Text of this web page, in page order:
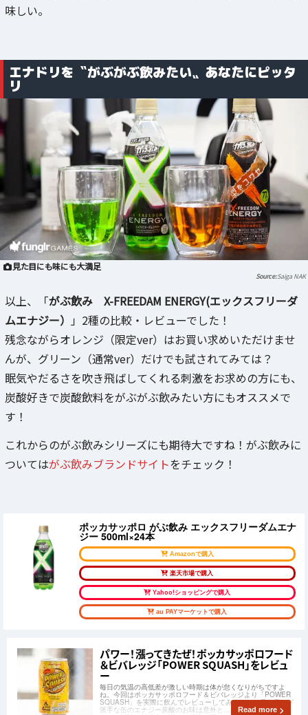
味しい。
エナドリを〝がぶがぶ飲みたい〟あなたにピッタ
リ
見た目にも味にも大満足
Saiga NAK
以上、「がぶ飲み X-FREEDAM ENERGY(エックスフリーダ
ムエナジー） 」2種の比較・レビューでした！
残念ながらオレンジ（限定ver）はお買い求めいただけませ
んが、グリーン（通常ver）だけでも試されてみては？
眠気やだるさを吹き飛ばしてくれる刺激をお求めの方にも、
炭酸好きで炭酸飲料をがぶがぶ飲みたい方にもオススメで
す！
これからのがぶ飲みシリーズにも期待大ですね！がぶ飲みに
ついてはがぶ飲みブランドサイトをチェック！
ポッカサッポロ がぶ飲み エックスフリーダムエナ
ジー 500ml×24本
Amazonで購入
楽天市場で購入
Yahoo!ショッピングで購入
au PAYマーケットで購入
パワー！漲ってきたぜ！ポッカサッポロフード
＆ビバレッジ「POWER SQUASH」をレビュ
ー
毎日の気温の高低差が激しい時期は体が怠くなりがちですよ
ね。今回はポッカサッポロフード＆ビバレッジより「POWER
SQUASH」を実際に飲んでレビューしてみました。見た目もド
派手な缶のエナジー炭酸のお味は意外と.....。そして何故かエ
Read more